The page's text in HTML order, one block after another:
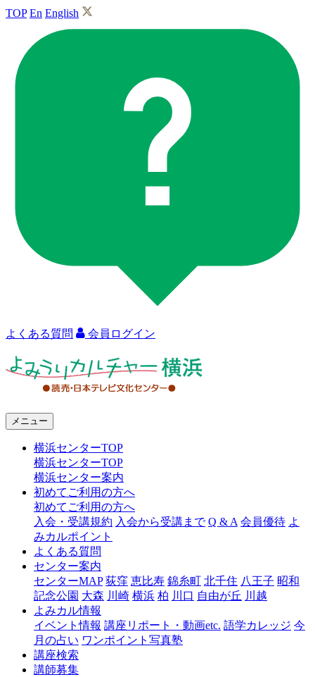
TOP En English
よくある質問 会員ログイン
ャ
浜
メニュー
横浜センターTOP
横浜センターTOP
横浜センター案内
初めてご利用の方へ
初めてご利用の方へ
入会・受講規約 入会から受講まで Q & A 会員優待 よ
みカルポイント
よくある質問
センター案内
センターMAP 荻窪 恵比寿 錦糸町 北千住 八王子 昭和
記念公園 大森 川崎 横浜 柏 川口 自由が丘 川越
よみカル情報
イベント情報 講座リポート・動画etc. 語学カレッジ 今
月の占い ワンポイント写真塾
講座検索
講師募集